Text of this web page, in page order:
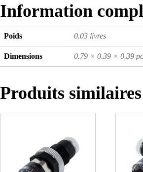
Information
Poids 0.03 livres
Dimensions 0.79 × 0.39 × 0.39
Produits similaires